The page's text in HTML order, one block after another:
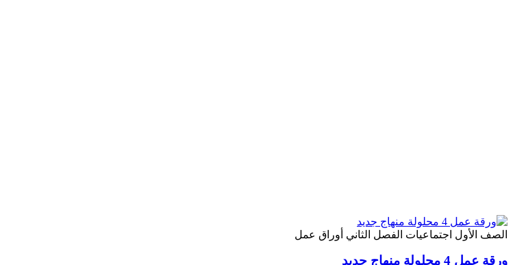
الصف الأول اجتماعيات الفصل الثاني أوراق عمل
ورقة عمل 4 محلولة منهاج جديد